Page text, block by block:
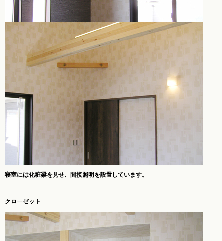
寝室には化粧梁を見せ、間接照明を設置しています。
クローゼット